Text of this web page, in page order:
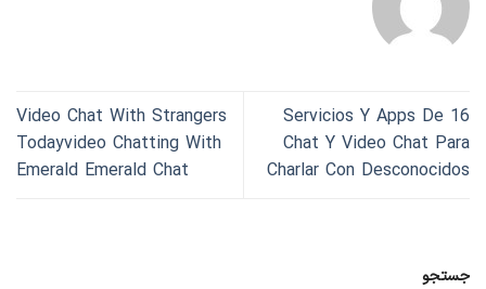
16 Servicios Y Apps De
Chat Y Video Chat Para
Charlar Con Desconocidos
Video Chat With Strangers
Todayvideo Chatting With
Emerald Emerald Chat
جستجو